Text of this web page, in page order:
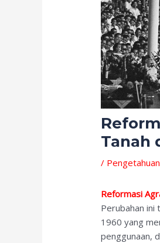
Tanah
/ Pengetahuan
Reformasi
Perubahan ini
1960 yang
penggunaan,